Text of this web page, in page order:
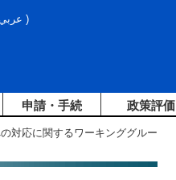
)
申請・手続 政策評価
対応に関するワーキンググルー